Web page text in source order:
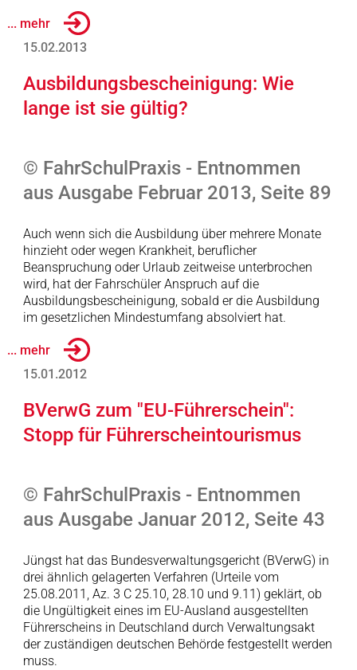
... mehr
15.02.2013
Ausbildungsbescheinigung: Wie
lange ist sie gültig?
© FahrSchulPraxis - Entnommen
aus Ausgabe Februar 2013, Seite 89
Auch wenn sich die Ausbildung über mehrere Monate
hinzieht oder wegen Krankheit, beruflicher
Beanspruchung oder Urlaub zeitweise unterbrochen
wird, hat der Fahrschüler Anspruch auf die
Ausbildungsbescheinigung, sobald er die Ausbildung
im gesetzlichen Mindestumfang absolviert hat.
... mehr
15.01.2012
BVerwG zum "EU-Führerschein":
Stopp für Führerscheintourismus
© FahrSchulPraxis - Entnommen
aus Ausgabe Januar 2012, Seite 43
Jüngst hat das Bundesverwaltungsgericht (BVerwG) in
drei ähnlich gelagerten Verfahren (Urteile vom
25.08.2011, Az. 3 C 25.10, 28.10 und 9.11) geklärt, ob
die Ungültigkeit eines im EU-Ausland ausgestellten
Führerscheins in Deutschland durch Verwaltungsakt
der zuständigen deutschen Behörde festgestellt werden
muss.